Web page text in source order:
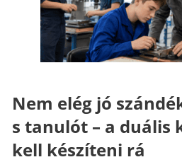
Nem elég jó
s tanulót – a duális
kell készíteni rá